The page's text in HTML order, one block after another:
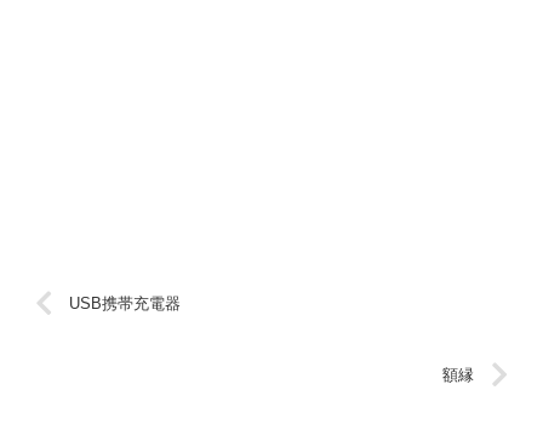
USB携帯充電器
額縁